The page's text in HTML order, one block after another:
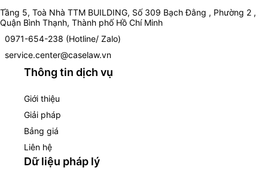
Tầng 5, Toà Nhà TTM BUILDING, Số 309 Bạch Đằng , Phường 2 ,
Quận Bình Thạnh, Thành phố Hồ Chí Minh
0971-654-238 (Hotline/ Zalo)
service.center@caselaw.vn
Thông tin dịch vụ
Giới thiệu
Giải pháp
Bảng giá
Liên hệ
Dữ liệu pháp lý